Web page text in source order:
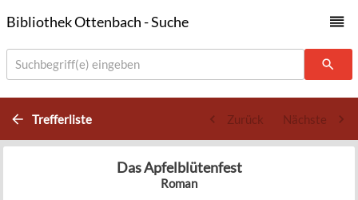
Bibliothek Ottenbach - Suche
Suchbegriff(e) eingeben
Trefferliste Zurück Nächste
Das Apfelblütenfest
Roman